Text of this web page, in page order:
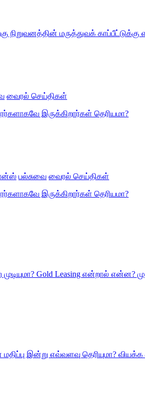
நிறுவனத்தின் மருத்துவக்
வைரல் செய்திகள்
இருக்கிறார்கள் தெரியமா?
பல்சுவை வைரல் செய்திகள்
இருக்கிறார்கள் தெரியமா?
முடியுமா? Gold Leasing என்றால்
இன்று எவ்வளவு தெரியுமா?